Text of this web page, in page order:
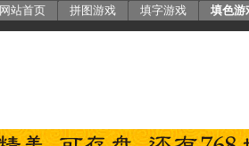
网站首页 拼图游戏 填字游戏 填色游